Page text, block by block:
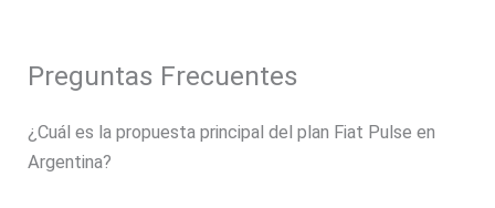
Preguntas Frecuentes
¿Cuál es la propuesta principal del plan Fiat Pulse en
Argentina?